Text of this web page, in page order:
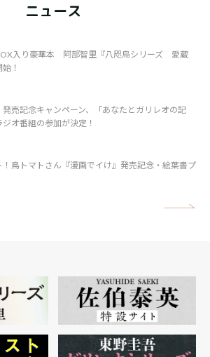
ニュース
入り豪華本 阿部智里『八咫烏シリーズ 愛蔵
！
売記念キャンペーン、「あなたとガリレオの記
オ番組の参加が決定！
鳥トマトさん『漫画でイけ』発売記念・絵葉書プ